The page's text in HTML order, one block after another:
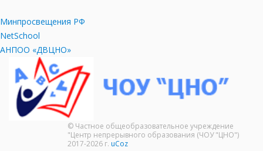
Минпросвещения РФ
NetSchool
АНПОО «ДВЦНО»
© Частное общеобразовательное учреждение
"Центр непрерывного образования (ЧОУ "ЦНО")
2017-2026 г. uCoz